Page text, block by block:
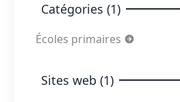
Catégories (1)
Écoles primaires
Sites web (1)